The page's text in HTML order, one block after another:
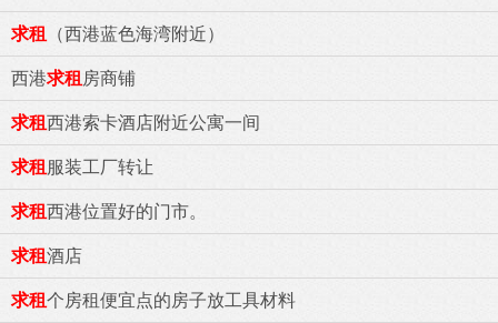
求租 （西港蓝色海湾附近）
西港求租 房商铺
求租西港索卡酒店附近公寓一间
求租 服装工厂转让
求租西港位置好的门市。
求租酒店
求租个房租便宜点的房子放工具材料